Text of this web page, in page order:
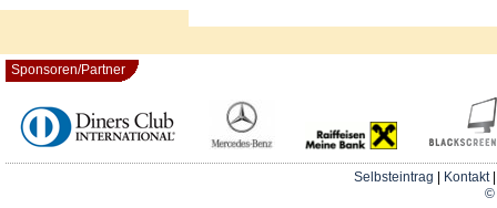
Sponsoren/Partner
Selbsteintrag Kontakt
©